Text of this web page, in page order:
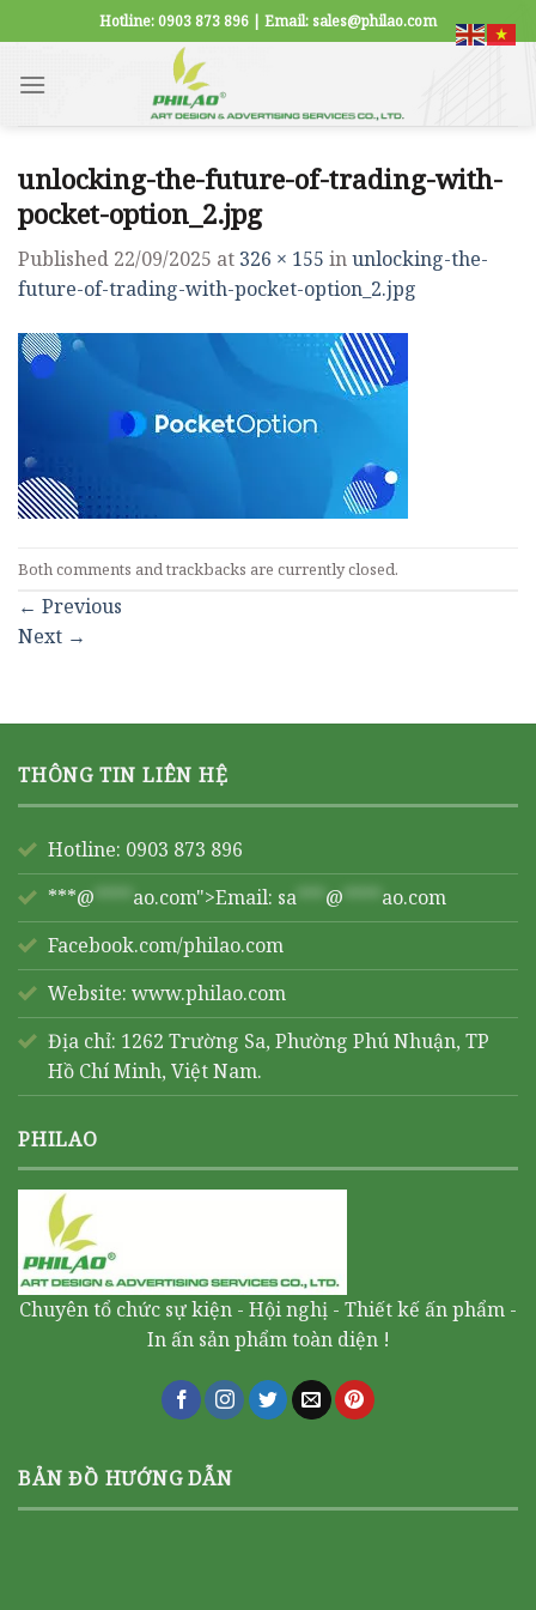
to
content
Hotline: 0903 873 896 | Email: sales@philao.com
unlocking-the-future-of-trading-with-
pocket-option_2.jpg
Published 22/09/2025 at 326 × 155 inunlocking-the-
future-of-trading-with-pocket-option_2.jpg
Both comments and trackbacks are currently closed.
← Previous
Next →
THÔNG TIN LIÊN HỆ
Hotline: 0903 873 896
***@ **** ao.com">Email: sa *** @ **** ao.com
Facebook.com/philao.com
Website: www.philao.com
Địa chỉ: 1262 Trường Sa, Phường Phú Nhuận, TP
Hồ Chí Minh, Việt Nam.
PHILAO
Chuyên tổ chức sự kiện - Hội nghị - Thiết kế ấn phẩm -
In ấn sản phẩm toàn diện !
BẢN ĐỒ HƯỚNG DẪN